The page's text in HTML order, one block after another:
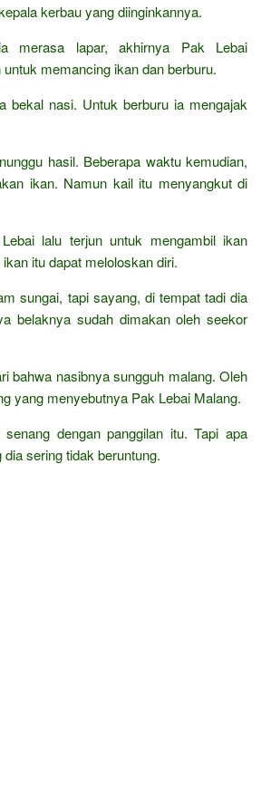
kerbau yang diinginkannya.
merasa lapar, akhirnya Pak Lebai
memancing ikan dan berburu.
bekal nasi. Untuk berburu ia mengajak
hasil. Beberapa waktu kemudian,
ikan. Namun kail itu menyangkut di
lalu terjun untuk mengambil ikan
itu dapat meloloskan diri.
sungai, tapi sayang, di tempat tadi dia
belaknya sudah dimakan oleh seekor
bahwa nasibnya sungguh malang. Oleh
yang menyebutnya Pak Lebai Malang.
dengan panggilan itu. Tapi apa
sering tidak beruntung.